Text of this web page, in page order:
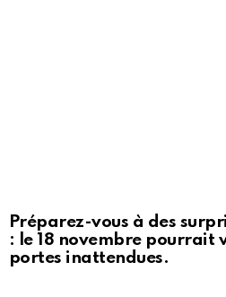
Préparez-vous à des
: le 18 novembre pourrait
portes inattendues.